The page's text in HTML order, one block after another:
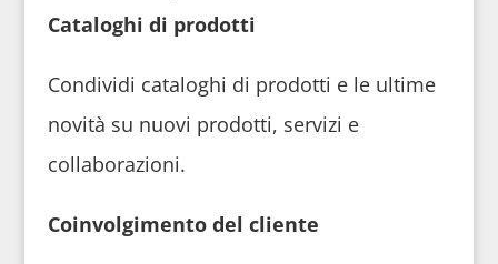
Cataloghi di prodotti
Condividi cataloghi di prodotti e le ultime
novità su nuovi prodotti, servizi e
collaborazioni.
Coinvolgimento del cliente